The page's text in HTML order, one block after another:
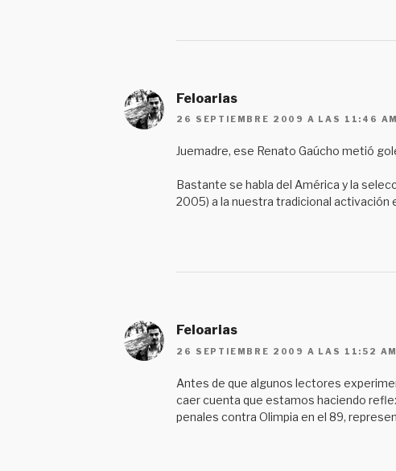
Feloarias
26 SEPTIEMBRE 2009 A LAS 11:46 AM
Juemadre, ese Renato Gaúcho metió
Bastante se habla del América y la
2005) a la nuestra tradicional
Feloarias
26 SEPTIEMBRE 2009 A LAS 11:52 AM
Antes de que algunos lectores
caer cuenta que estamos haciendo
penales contra Olimpia en el 89,